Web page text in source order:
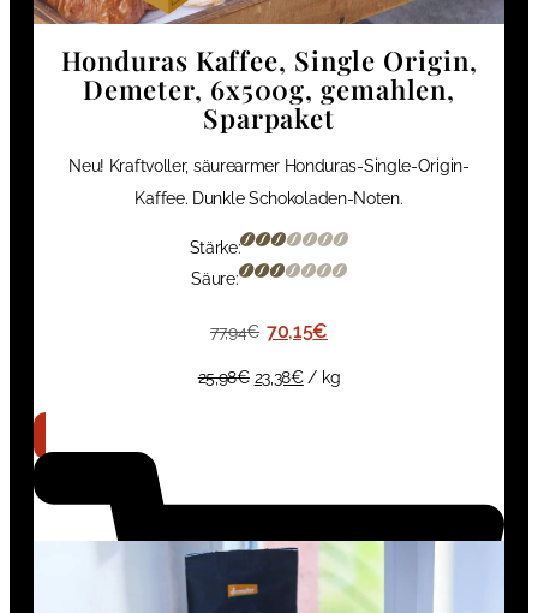
Honduras Kaffee, Single Origin,
Demeter, 6x500g, gemahlen,
Sparpaket
Neu! Kraftvoller, säurearmer Honduras-Single-Origin-
Kaffee. Dunkle Schokoladen-Noten.
Stärke:
Säure:
77,94€ 70,15€
25,98€ 23,38€/ kg